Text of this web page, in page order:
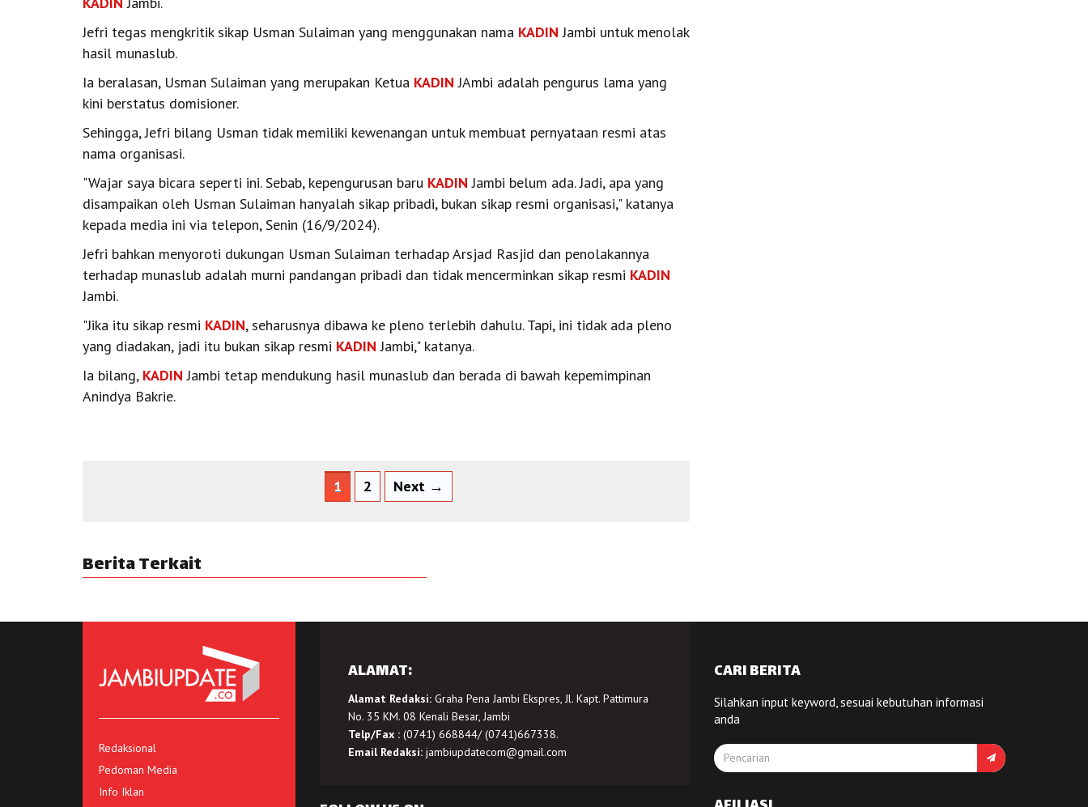
Jefri tegas mengkritik sikap Usman Sulaiman yang menggunakan nama KADIN Jambi untuk menolak
hasil munaslub.
Ia beralasan, Usman Sulaiman yang merupakan Ketua KADIN JAmbi adalah pengurus lama yang
kini berstatus domisioner.
Sehingga, Jefri bilang Usman tidak memiliki kewenangan untuk membuat pernyataan resmi atas
nama organisasi.
"Wajar saya bicara seperti ini. Sebab, kepengurusan baru KADIN Jambi belum ada. Jadi, apa yang
disampaikan oleh Usman Sulaiman hanyalah sikap pribadi, bukan sikap resmi organisasi," katanya
kepada media ini via telepon, Senin (16/9/2024).
Jefri bahkan menyoroti dukungan Usman Sulaiman terhadap Arsjad Rasjid dan penolakannya
terhadap munaslub adalah murni pandangan pribadi dan tidak mencerminkan sikap resmi KADIN
Jambi.
"Jika itu sikap resmi KADIN, seharusnya dibawa ke pleno terlebih dahulu. Tapi, ini tidak ada pleno
yang diadakan, jadi itu bukan sikap resmi KADIN Jambi," katanya.
Ia bilang, KADIN Jambi tetap mendukung hasil munaslub dan berada di bawah kepemimpinan
Anindya Bakrie.
1 2 Next →
Berita Terkait
Redaksional
Pedoman Media
Info Iklan
ALAMAT:
Alamat Redaksi:Graha Pena Jambi Ekspres, Jl. Kapt. Pattimura
No. 35 KM. 08 Kenali Besar, Jambi
Telp/Fax :(0741) 668844/ (0741)667338.
Email Redaksi: jambiupdatecom@gmail.com
CARI BERITA
Silahkan input keyword, sesuai kebutuhan informasi
anda